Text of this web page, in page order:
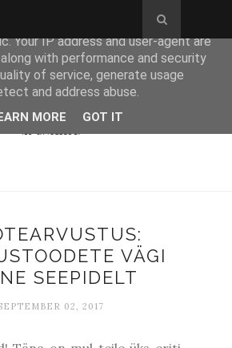
VÄGI
SEEPIDELT
02, 2017
from Google to deliver its services
Your IP address and user-agent are
with performance and security
of service, generate usage
and address abuse.
MORE GOT IT